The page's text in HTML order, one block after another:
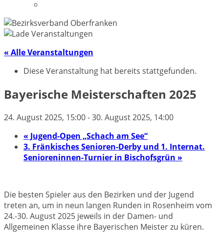
« Alle Veranstaltungen
Diese Veranstaltung hat bereits stattgefunden.
Bayerische Meisterschaften 2025
24. August 2025, 15:00-30. August 2025, 14:00
« Jugend-Open „Schach am See“
3. Fränkisches Senioren-Derby und 1. Internat.
Senioreninnen-Turnier in Bischofsgrün »
Die besten Spieler aus den Bezirken und der Jugend
treten an, um in neun langen Runden in Rosenheim vom
24.-30. August 2025 jeweils in der Damen- und
Allgemeinen Klasse ihre Bayerischen Meister zu küren.